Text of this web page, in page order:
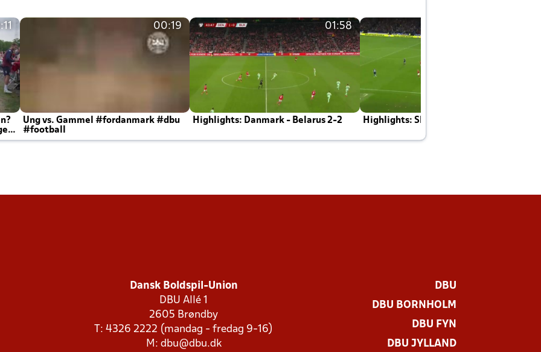
00:19
Ung vs. Gammel #fordanmark #dbu
#football
01:58
Highlights: Danmark - Belarus 2-2 Highlights: Skotland - Danmark 4-2
Dansk Boldspil-Union
DBU Allé 1
2605 Brøndby
T: 4326 2222 (mandag - fredag 9-16)
M: dbu@dbu.dk
DBU
DBU BORNHOLM
DBU FYN
DBU JYLLAND